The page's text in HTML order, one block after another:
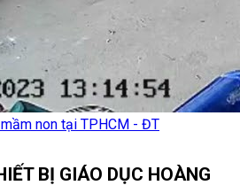
non tại TPHCM - ĐT
BỊ GIÁO DỤC HOÀNG